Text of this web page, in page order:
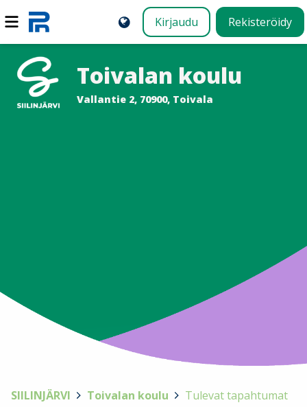
Kirjaudu Rekisteröidy
Toivalan koulu
Vallantie 2, 70900, Toivala
SIILINJÄRVI Toivalan koulu Tulevat tapahtumat